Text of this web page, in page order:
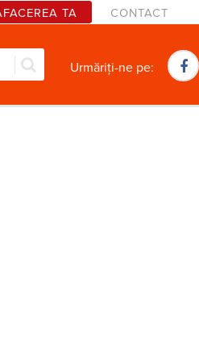
TA CONTACT
Urmăriți-ne pe: